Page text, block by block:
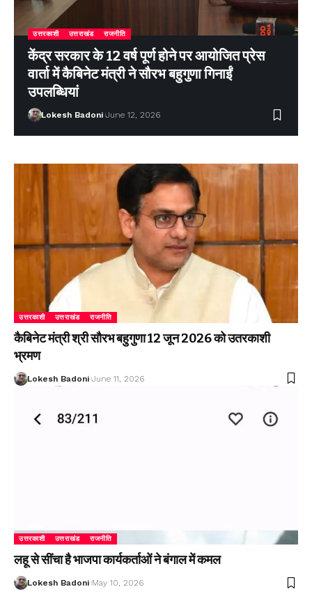
उत्तरकाशी उत्तराखंड राजनीति
केंद्र सरकार के 12 वर्ष पूर्ण होने पर आयोजित प्रेस
वार्ता में कैबिनेट मंत्री ने सौरभ बहुगुणा गिनाईं
उपलब्धियां
Lokesh Badoni June 12, 2026
उत्तरकाशी उत्तराखंड राजनीति
कैबिनेट मंत्री श्री सौरभ बहुगुणा 12 जून 2026 को उतरकाशी
भ्रमण
Lokesh Badoni June 11, 2026
उत्तरकाशी उत्तराखंड राजनीति
लहू से सींचा है भाजपा कार्यकर्ताओं ने बंगाल में कमल
Lokesh Badoni May 10, 2026